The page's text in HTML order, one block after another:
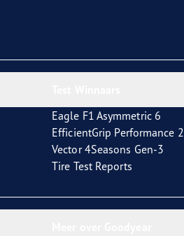
Eagle F1 Asymmetric 6
EfficientGrip Performance 2
Vector 4Seasons Gen-3
Tire Test Reports